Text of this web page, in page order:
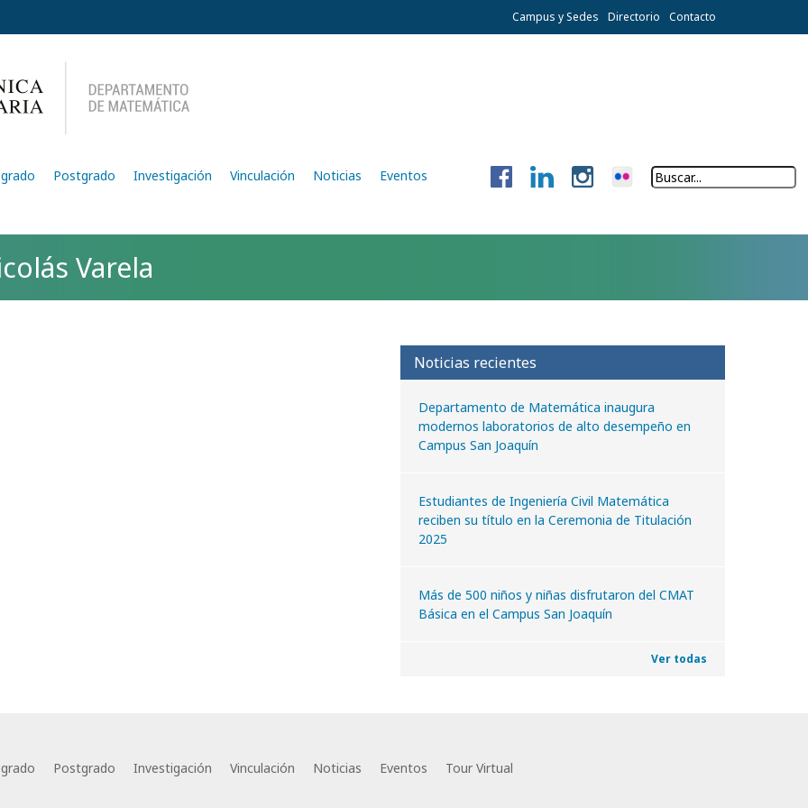
Campus y Sedes Directorio Contacto
Postgrado Investigación Vinculación Noticias
Eventos
Varela
Noticias recientes
Departamento de Matemática inaugura
modernos laboratorios de alto desempeño en
Campus San Joaquín
Estudiantes de Ingeniería Civil Matemática
reciben su título en la Ceremonia de Titulación
2025
Más de 500 niños y niñas disfrutaron del CMAT
Básica en el Campus San Joaquín
Ver todas
Postgrado Investigación Vinculación Noticias Eventos Tour Virtual